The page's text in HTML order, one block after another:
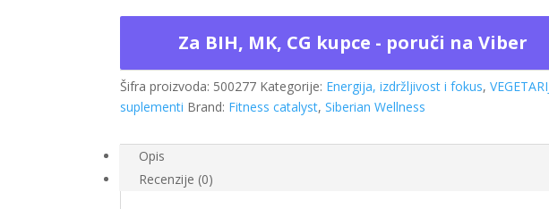
(Vegan)
x7
g)
Za BIH, MK, CG kupce - poruči na Viber
Šifra proizvoda: 500277 Kategorije: Energija, izdržljivost i fokus,
suplementi Brand: Fitness catalyst,Siberian Wellness
Opis
Recenzije (0)